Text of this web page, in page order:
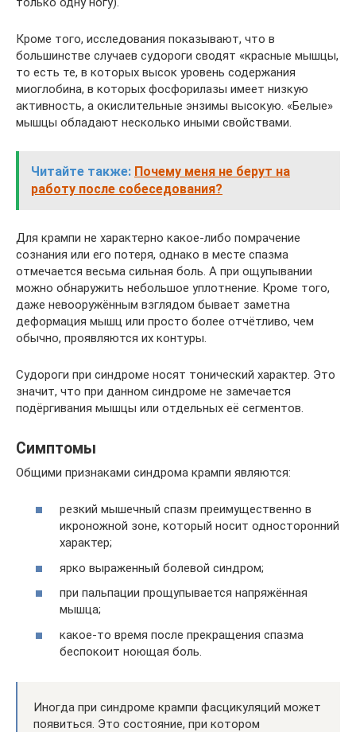
Кроме того, исследования показывают, что в
большинстве случаев судороги сводят «красные мышцы,
то есть те, в которых высок уровень содержания
миоглобина, в которых фосфорилазы имеет низкую
активность, а окислительные энзимы высокую. «Белые»
мышцы обладают несколько иными свойствами.
Читайте также: Почему меня не берут на
работу после собеседования?
Для крампи не характерно какое-либо помрачение
сознания или его потеря, однако в месте спазма
отмечается весьма сильная боль. А при ощупывании
можно обнаружить небольшое уплотнение. Кроме того,
даже невооружённым взглядом бывает заметна
деформация мышц или просто более отчётливо, чем
обычно, проявляются их контуры.
Судороги при синдроме носят тонический характер. Это
значит, что при данном синдроме не замечается
подёргивания мышцы или отдельных её сегментов.
Симптомы
Общими признаками синдрома крампи являются:
резкий мышечный спазм преимущественно в
икроножной зоне, который носит односторонний
характер;
ярко выраженный болевой синдром;
при пальпации прощупывается напряжённая
мышца;
какое-то время после прекращения спазма
беспокоит ноющая боль.
Иногда при синдроме крампи фасцикуляций может
появиться. Это состояние, при котором